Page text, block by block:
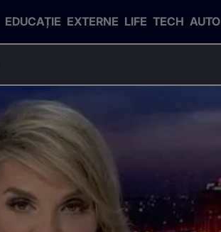
EDUCAȚIE EXTERNE LIFE TECH AUTO